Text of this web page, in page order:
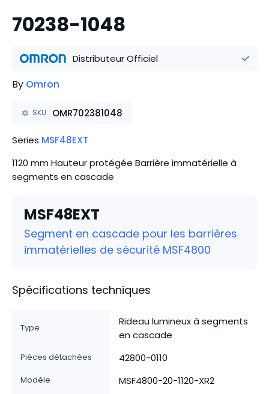
70238-1048
Distributeur Officiel
By Omron
SKU OMR702381048
Series MSF48EXT
1120 mm Hauteur protégée Barrière immatérielle à
segments en cascade
MSF48EXT
Segment en cascade pour les barrières
immatérielles de sécurité MSF4800
Spécifications techniques
Type
Rideau lumineux à segments
en cascade
Pièces détachées 42800-0110
Modèle MSF4800-20-1120-XR2